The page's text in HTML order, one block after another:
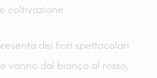
coltivazione
dei fiori spettacolari
vanno dal bianco al rosso,